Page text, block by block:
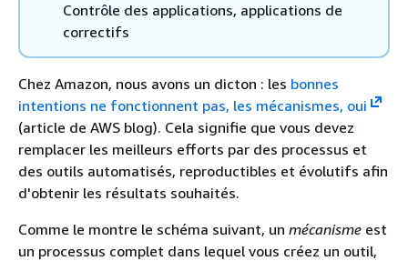
Contrôle des applications, applications de
correctifs
Chez Amazon, nous avons un dicton : les bonnes
intentions ne fonctionnent pas, les mécanismes, oui
(article de AWS blog). Cela signifie que vous devez
remplacer les meilleurs efforts par des processus et
des outils automatisés, reproductibles et évolutifs afin
d'obtenir les résultats souhaités.
Comme le montre le schéma suivant, un mécanisme est
un processus complet dans lequel vous créez un outil,